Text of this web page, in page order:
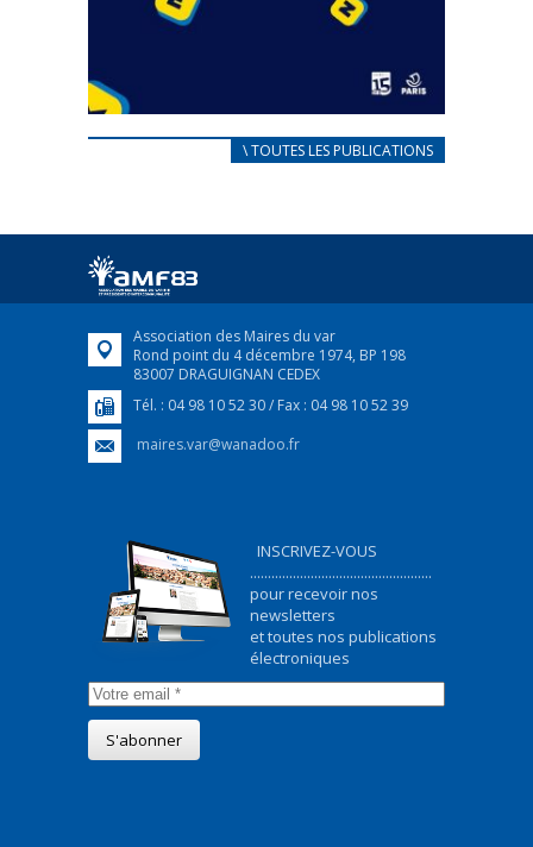
CARNET D’ACCUEIL
Afin d’accompagner au mieux les réfugiés
FEUILLETER
\ TOUTES LES PUBLICATIONS
Association des Maires du var
Rond point du 4 décembre 1974, BP 198
83007 DRAGUIGNAN CEDEX
Tél. : 04 98 10 52 30 / Fax : 04 98 10 52 39
maires.var@wanadoo.fr
INSCRIVEZ-VOUS
...................................................
pour recevoir nos
newsletters
et toutes nos publications
électroniques